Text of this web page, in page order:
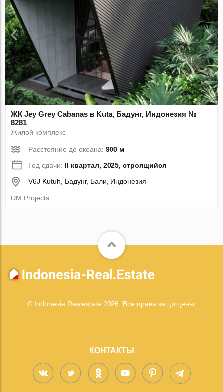
ЖК Jey Grey Cabanas в Kuta, Бадунг, Индонезия №
8281
Жилой комплекс
Расстояние до океана:900 м
Год сдачи: II квартал, 2025, строящийся
V6J Kutuh, Бадунг, Бали, Индонезия
DM Projects
© Indonesia Realestate 2026. Все права защищены.
КОНТАКТЫ